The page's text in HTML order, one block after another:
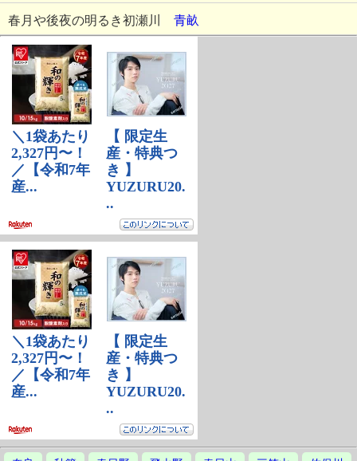
春月や後夜の明るき初瀬川 青畝